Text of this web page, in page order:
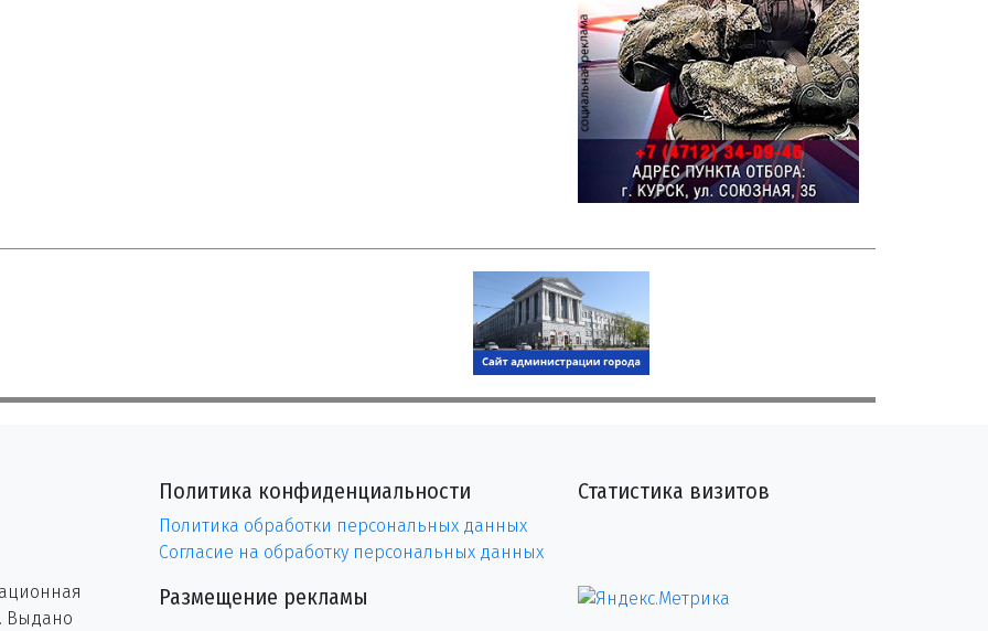
Выдано
Политика конфиденциальности
Политика обработки персональных данных
Согласие на обработку персональных данных
Размещение рекламы
Статистика визитов